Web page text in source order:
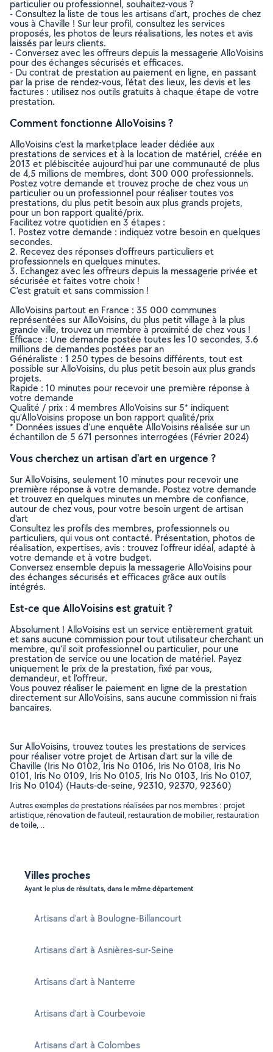
particulier ou professionnel, souhaitez-vous ?
- Consultez la liste de tous les artisans d'art, proches de chez
vous à Chaville ! Sur leur profil, consultez les services
proposés, les photos de leurs réalisations, les notes et avis
laissés par leurs clients.
- Conversez avec les offreurs depuis la messagerie AlloVoisins
pour des échanges sécurisés et efficaces.
- Du contrat de prestation au paiement en ligne, en passant
par la prise de rendez-vous, l’état des lieux, les devis et les
factures : utilisez nos outils gratuits à chaque étape de votre
prestation.
Comment fonctionne AlloVoisins ?
AlloVoisins c’est la marketplace leader dédiée aux
prestations de services et à la location de matériel, créée en
2013 et plébiscitée aujourd’hui par une communauté de plus
de 4,5 millions de membres, dont 300 000 professionnels.
Postez votre demande et trouvez proche de chez vous un
particulier ou un professionnel pour réaliser toutes vos
prestations, du plus petit besoin aux plus grands projets,
pour un bon rapport qualité/prix.
Facilitez votre quotidien en 3 étapes :
1. Postez votre demande : indiquez votre besoin en quelques
secondes.
2. Recevez des réponses d’offreurs particuliers et
professionnels en quelques minutes.
3. Echangez avec les offreurs depuis la messagerie privée et
sécurisée et faites votre choix !
C’est gratuit et sans commission !
AlloVoisins partout en France : 35 000 communes
représentées sur AlloVoisins, du plus petit village à la plus
grande ville, trouvez un membre à proximité de chez vous !
Efficace : Une demande postée toutes les 10 secondes, 3.6
millions de demandes postées par an
Généraliste : 1 250 types de besoins différents, tout est
possible sur AlloVoisins, du plus petit besoin aux plus grands
projets.
Rapide : 10 minutes pour recevoir une première réponse à
votre demande
Qualité / prix : 4 membres AlloVoisins sur 5* indiquent
qu’AlloVoisins propose un bon rapport qualité/prix
* Données issues d’une enquête AlloVoisins réalisée sur un
échantillon de 5 671 personnes interrogées (Février 2024)
Vous cherchez un artisan d'art en urgence ?
Sur AlloVoisins, seulement 10 minutes pour recevoir une
première réponse à votre demande. Postez votre demande
et trouvez en quelques minutes un membre de confiance,
autour de chez vous, pour votre besoin urgent de artisan
d'art
Consultez les profils des membres, professionnels ou
particuliers, qui vous ont contacté. Présentation, photos de
réalisation, expertises, avis : trouvez l'offreur idéal, adapté à
votre demande et à votre budget.
Conversez ensemble depuis la messagerie AlloVoisins pour
des échanges sécurisés et efficaces grâce aux outils
intégrés.
Est-ce que AlloVoisins est gratuit ?
Absolument ! AlloVoisins est un service entièrement gratuit
et sans aucune commission pour tout utilisateur cherchant un
membre, qu’il soit professionnel ou particulier, pour une
prestation de service ou une location de matériel. Payez
uniquement le prix de la prestation, fixé par vous,
demandeur, et l’offreur.
Vous pouvez réaliser le paiement en ligne de la prestation
directement sur AlloVoisins, sans aucune commission ni frais
bancaires.
Sur AlloVoisins, trouvez toutes les prestations de services
pour réaliser votre projet de Artisan d'art sur la ville de
Chaville (Iris No 0102, Iris No 0106, Iris No 0108, Iris No
0101, Iris No 0109, Iris No 0105, Iris No 0103, Iris No 0107,
Iris No 0104) (Hauts-de-seine, 92310, 92370, 92360)
Autres exemples de prestations réalisées par nos membres : projet
artistique, rénovation de fauteuil, restauration de mobilier, restauration
de toile, ..
Villes proches
Ayant le plus de résultats, dans le même département
Artisans d'art à Boulogne-Billancourt
Artisans d'art à Asnières-sur-Seine
Artisans d'art à Nanterre
Artisans d'art à Courbevoie
Artisans d'art à Colombes